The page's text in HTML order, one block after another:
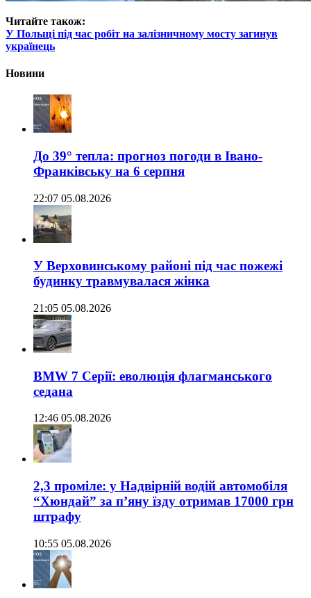
Читайте також:
У Польщі під час робіт на залізничному мосту загинув
українець
Новини
До 39° тепла: прогноз погоди в Івано-
Франківську на 6 серпня
22:07 05.08.2026
У Верховинському районі під час пожежі
будинку травмувалася жінка
21:05 05.08.2026
BMW 7 Серії: еволюція флагманського
седана
12:46 05.08.2026
2,3 проміле: у Надвірній водій автомобіля
“Хюндай” за п’яну їзду отримав 17000 грн
штрафу
10:55 05.08.2026